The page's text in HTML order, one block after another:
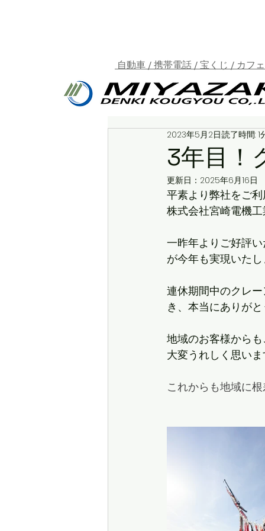
自動車 / 携帯電話 / 宝くじ / カフ
3年目！
2023年5月2日読了時間: 1
更新日： 2025年6月16日
平素より弊社をご
株式会社宮崎電機
一昨年よりご好評
が今年も実現いた
連休期間中のクレ
き、本当にありが
地域のお客様から
大変うれしく思い
これからも地域に